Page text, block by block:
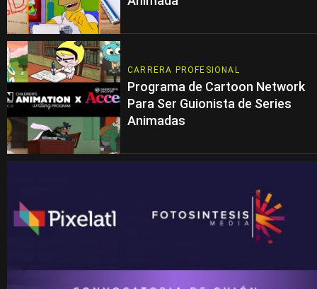
CARRERA PROFESIONAL
Programa de Cartoon Network
Para Ser Guionista de Series
Animadas